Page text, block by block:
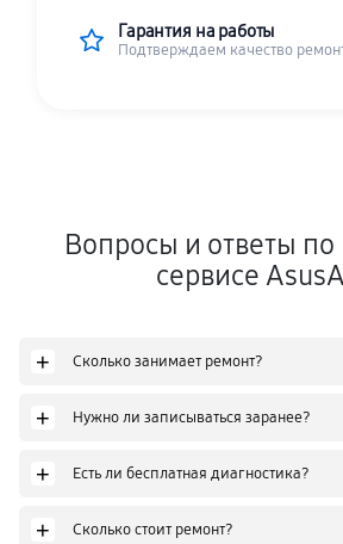
Гарантия на работы
Подтверждаем качество
Вопросы и ответы по
сервисе
+ Сколько занимает ремонт?
+ Нужно ли записываться заранее?
+ Есть ли бесплатная диагностика?
+ Сколько стоит ремонт?